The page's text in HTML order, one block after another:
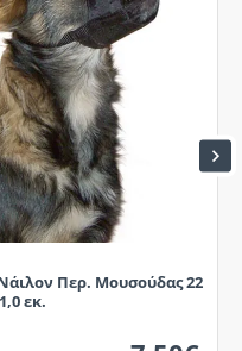
Περ. Μουσούδας 22
εκ.